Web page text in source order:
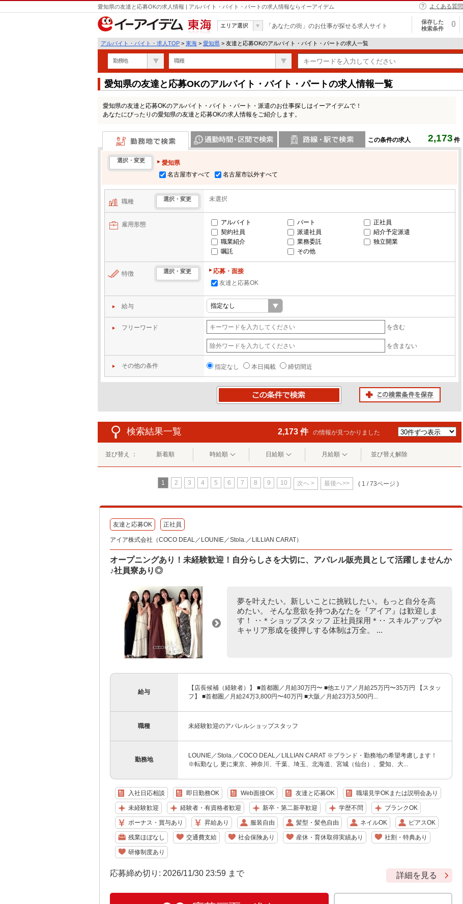
愛知県の友達と応募OKの求人情報 | アルバイト・バイト・パートの求人情報ならイーアイデム よくある質問
東海
エリア選択 「あなたの街」のお仕事が探せる求人サイト
保存した
検索条件
0
アルバイト・バイト・求人TOP > 東海 > 愛知県 > 友達と応募OKのアルバイト・バイト・パートの求人一覧
勤務地 職種
愛知県の友達と応募OKのアルバイト・バイト・パートの求人情報一覧
愛知県の友達と応募OKのアルバイト・バイト・パート・派遣のお仕事探しはイーアイデムで！
あなたにぴったりの愛知県の友達と応募OKの求人情報をご紹介します。
この条件の求人 2,173 件
勤務地で検索
選択・変更
愛知県
名古屋市すべて
名古屋市以外すべて
職種 選択・変更 未選択
雇用形態 アルバイト パート
正社員
契約社員
派遣社員
紹介予定派遣
職業紹介
業務委託
独立開業
嘱託
その他
特徴 選択・変更
応募・面接
友達と応募OK
給与
フリーワード を含む
を含まない
その他の条件 指定なし 本日掲載 締切間近
検索結果一覧 2,173 件 の情報が見つかりました
並び替え ： 新着順 時給順 日給順 月給順 並び替え解除
1 2 3 4 5 6 7 8 9 10 次へ > 最後へ>> ( 1 / 73ページ )
友達と応募OK 正社員
アイア株式会社（COCO DEAL／LOUNIE／Stola.／LILLIAN CARAT）
オープニングあり！未経験歓迎！自分らしさを大切に、アパレル販売員として活躍しませんか
♪社員寮あり◎
夢を叶えたい。新しいことに挑戦したい。もっと自分を高
めたい。 そんな意欲を持つあなたを『アイア』は歓迎しま
す！ ‥＊ショップスタッフ 正社員採用＊‥ スキルアップや
キャリア形成を後押しする体制は万全。 ...
給与
【店長候補（経験者）】 ■首都圏／月給30万円〜 ■他エリア／月給25万円〜35万円 【スタッ
フ】 ■首都圏／月給24万3,800円〜40万円 ■大阪／月給23万3,500円...
職種 未経験歓迎のアパレルショップスタッフ
勤務地
LOUNIE／Stola.／COCO DEAL／LILLIAN CARAT ※ブランド・勤務地の希望考慮します！
※転勤なし 更に東京、神奈川、千葉、埼玉、北海道、宮城（仙台）、愛知、大...
入社日応相談 即日勤務OK Web面接OK 友達と応募OK 職場見学OKまたは説明会あり
未経験歓迎 経験者・有資格者歓迎 新卒・第二新卒歓迎 学歴不問 ブランクOK
ボーナス・賞与あり 昇給あり 服装自由 髪型・髪色自由 ネイルOK ピアスOK
残業ほぼなし 交通費支給 社会保険あり 産休・育休取得実績あり 社割・特典あり
研修制度あり
応募締め切り: 2026/11/30 23:59 まで 詳細を見る